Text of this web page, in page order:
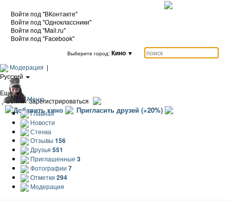
Войти под "ВКонтакте"
Войти под "Одноклассники"
Войти под "Mail.ru"
Войти под "Facebook"
Выберите город: Кино ▼
Модерация |
Русский
Еще
|Войти / Зарегистрироваться
Добавить кино Пригласить друзей (+20%)
Меню
Главная
Новости
Стенка
Отзывы 156
Друзья 551
Приглашенные 3
Фотографии 7
Отметки 294
Модерация